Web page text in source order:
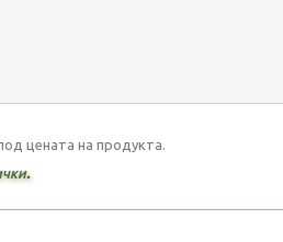
цената на продукта.